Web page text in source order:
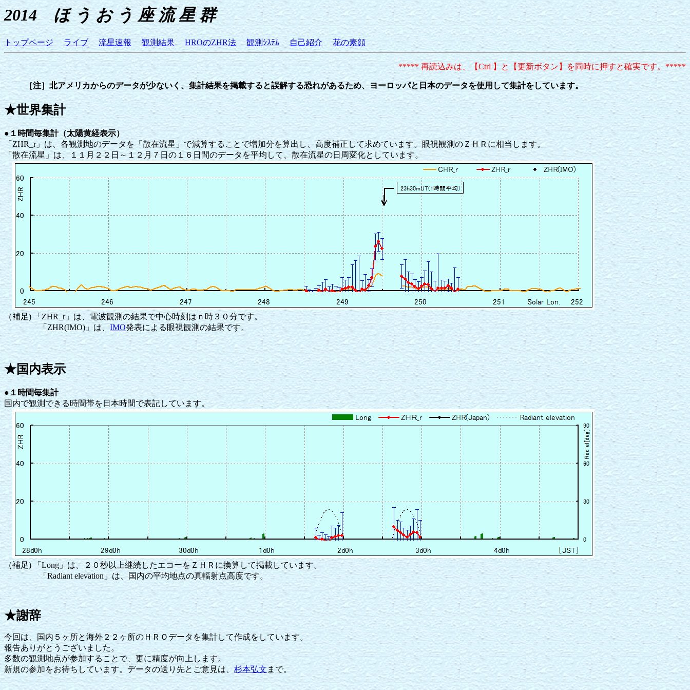
2014 ほ う お う 座 流 星 群
トップページ ライブ 流星速報 観測結果 HROのZHR法 観測ｼｽﾃﾑ 自己紹介 花の素顔
***** 再読込みは、【Ctrl 】と【更新ボタン】を同時に押すと確実です。*****
［注］北アメリカからのデータが少ないく、集計結果を掲載すると誤解する恐れがあるため、ヨーロッパと日本のデータを使用して集計をしています。
★世界集計
●１時間毎集計（太陽黄経表示）
「ZHR_r」は、各観測地のデータを「散在流星」で減算することで増加分を算出し、高度補正して求めています。眼視観測のＺＨＲに相当します。
「散在流星」は、１１月２２日～１２月７日の１６日間のデータを平均して、散在流星の日周変化としています。
（補足) 「ZHR_r」は、電波観測の結果で中心時刻はｎ時３０分です。
「ZHR(IMO)」は、IMO発表による眼視観測の結果です。
★国内表示
●１時間毎集計
国内で観測できる時間帯を日本時間で表記しています。
（補足) 「Long」は、２０秒以上継続したエコーをＺＨＲに換算して掲載しています。
「Radiant elevation」は、国内の平均地点の真輻射点高度です。
★謝辞
今回は、国内５ヶ所と海外２２ヶ所のＨＲＯデータを集計して作成をしています。
報告ありがとうございました。
多数の観測地点が参加することで、更に精度が向上します。
新規の参加をお待ちしています。データの送り先とご意見は、 杉本弘文 まで。